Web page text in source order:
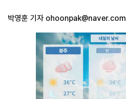
박영훈 기자 ohoonpak@naver.com